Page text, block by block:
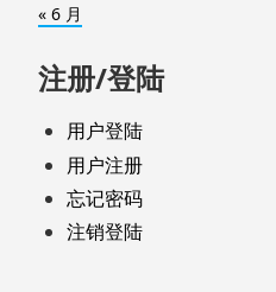
« 6 月
注册/登陆
用户登陆
用户注册
忘记密码
注销登陆